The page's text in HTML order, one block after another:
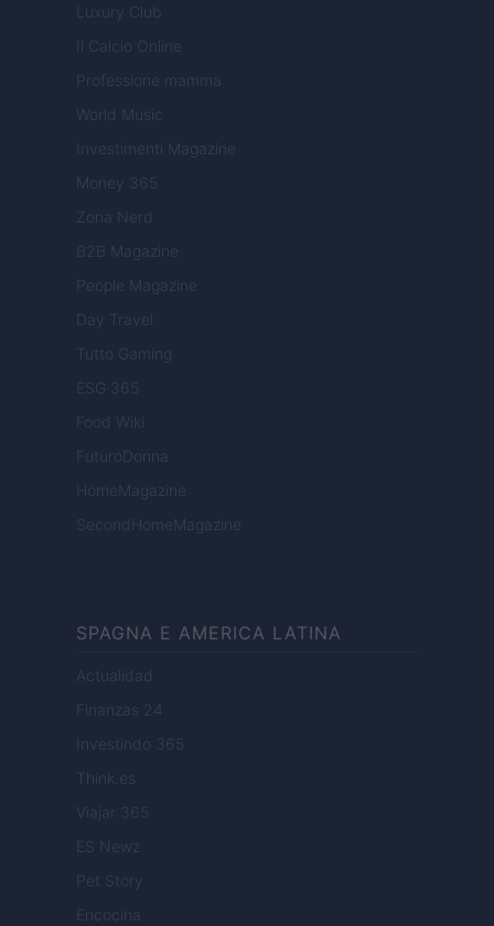
Luxury Club
Il Calcio Online
Professione mamma
World Music
Investimenti Magazine
Money 365
Zona Nerd
B2B Magazine
People Magazine
Day Travel
Tutto Gaming
ESG 365
Food Wiki
FuturoDonna
HomeMagazine
SecondHomeMagazine
SPAGNA E AMERICA LATINA
Actualidad
Finanzas 24
Investindo 365
Think.es
Viajar 365
ES Newz
Pet Story
Encocina